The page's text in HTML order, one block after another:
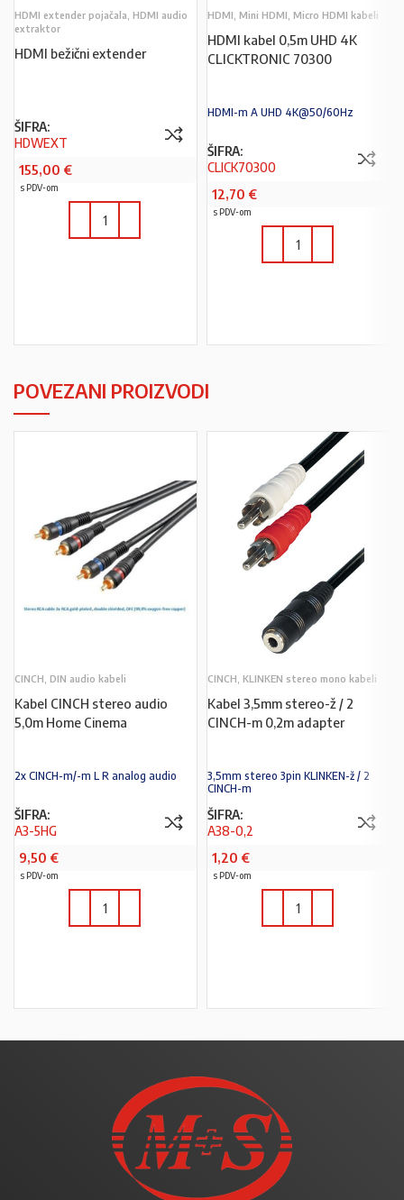
HDMI extender pojačala, HDMI audio
extraktor
HDMI bežični extender
ŠIFRA:
HDWEXT
155,00 €
s PDV-om
HDMI, Mini HDMI, Micro HDMI kabeli
HDMI kabel 0,5m UHD 4K
CLICKTRONIC 70300
HDMI-m A UHD 4K@50/60Hz
ŠIFRA:
CLICK70300
12,70 €
s PDV-om
POVEZANI PROIZVODI
CINCH, DIN audio kabeli
Kabel CINCH stereo audio
5,0m Home Cinema
2x CINCH-m/-m L R analog audio
ŠIFRA:
A3-5HG
9,50 €
s PDV-om
CINCH, KLINKEN stereo mono kabeli
Kabel 3,5mm stereo-ž / 2
CINCH-m 0,2m adapter
3,5mm stereo 3pin KLINKEN-ž / 2
CINCH-m
ŠIFRA:
A38-0,2
1,20 €
s PDV-om